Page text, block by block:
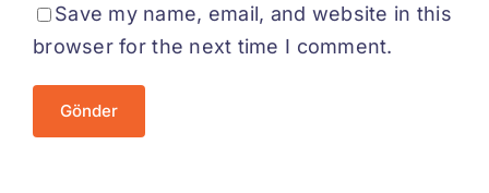
Save my name, email, and website in this
browser for the next time I comment.